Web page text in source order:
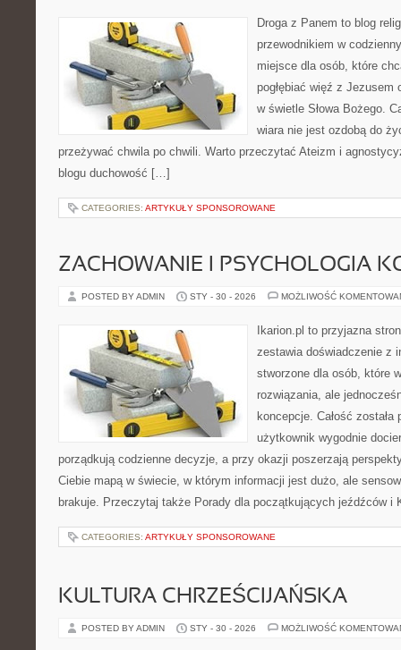
Droga z Panem to blog
przewodnikiem w
miejsce dla osób, które
pogłębiać więź z Jezusem
w świetle Słowa Bożego.
wiara nie jest ozdobą do
przeżywać chwila po chwili. Warto przeczytać Ateizm i
blogu duchowość […]
CATEGORIES: ARTYKUŁY SPONSOROWANE
ZACHOWANIE I PSYCHOLOGIA
POSTED BY ADMIN STY - 30 - 2026 MOŻLIWOŚĆ
Ikarion.pl to przyjazna
zestawia doświadczenie z
stworzone dla osób, które
rozwiązania, ale
koncepcje. Całość
użytkownik wygodnie
porządkują codzienne decyzje, a przy okazji poszerzają
Ciebie mapą w świecie, w którym informacji jest dużo, ale
brakuje. Przeczytaj także Porady dla początkujących jeźdźców
CATEGORIES: ARTYKUŁY SPONSOROWANE
KULTURA CHRZEŚCIJAŃSKA
POSTED BY ADMIN STY - 30 - 2026 MOŻLIWOŚĆ